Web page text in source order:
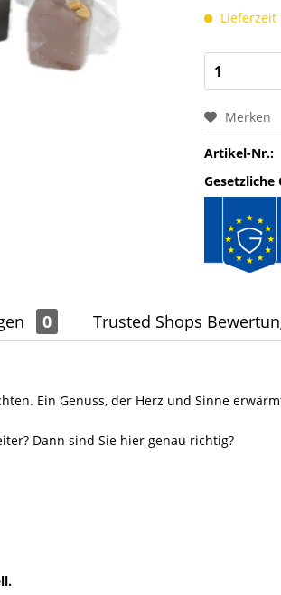
Lieferzeit
Merken
Artikel-Nr.:
Gesetzliche
0 Trusted Shops
Ein Genuss, der Herz und Sinne
Dann sind Sie hier genau richtig?